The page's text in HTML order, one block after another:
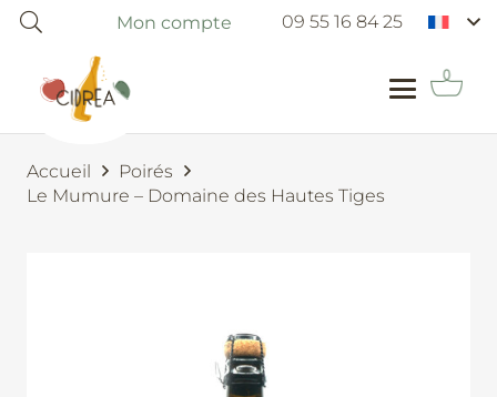
Mon compte 09 55 16 84 25
Accueil
Poirés
Le Mumure – Domaine des Hautes Tiges